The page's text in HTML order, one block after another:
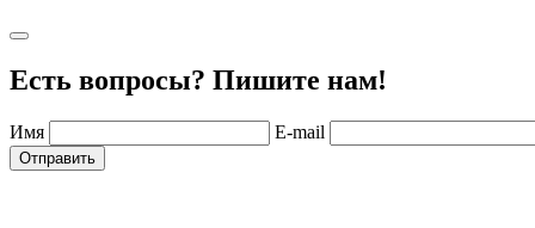
Есть вопросы? Пишите нам!
Имя E-mail